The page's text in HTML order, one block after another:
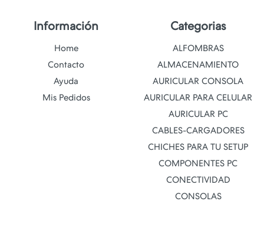
Información
Home
Contacto
Ayuda
Mis Pedidos
Categorias
ALFOMBRAS
ALMACENAMIENTO
AURICULAR CONSOLA
AURICULAR PARA CELULAR
AURICULAR PC
CABLES-CARGADORES
CHICHES PARA TU SETUP
COMPONENTES PC
CONECTIVIDAD
CONSOLAS